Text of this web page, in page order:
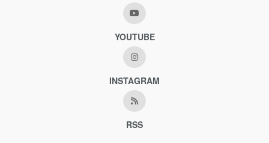
YOUTUBE
INSTAGRAM
RSS